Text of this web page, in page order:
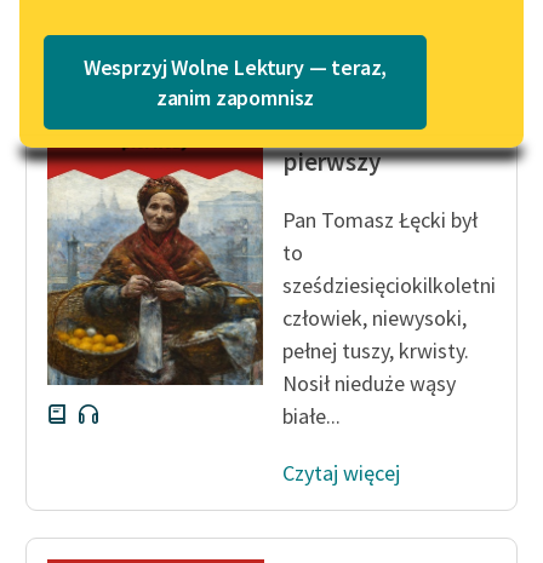
Lektury szkolne i klasyka
literatury do słuchania dla
uczennic i uczniów z
niepełnosprawnościami
E-kolekcja lektur
szkolnych i literatury do
słuchania dla uczennic i
uczniów z
niepełnosprawnościami
skandynawskiej literatury
feministycznej
Katalog w formacie PDF
Wesprzyj Wolne Lektury — teraz,
zanim zapomniszBolesław Prus
Lalka, tom
pierwszy
Pan Tomasz Łęcki był
to
sześdziesięciokilkoletni
człowiek, niewysoki,
pełnej tuszy, krwisty.
Nosił nieduże wąsy
białe...
Czytaj więcej